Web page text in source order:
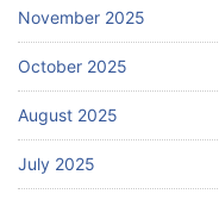
November 2025
October 2025
August 2025
July 2025